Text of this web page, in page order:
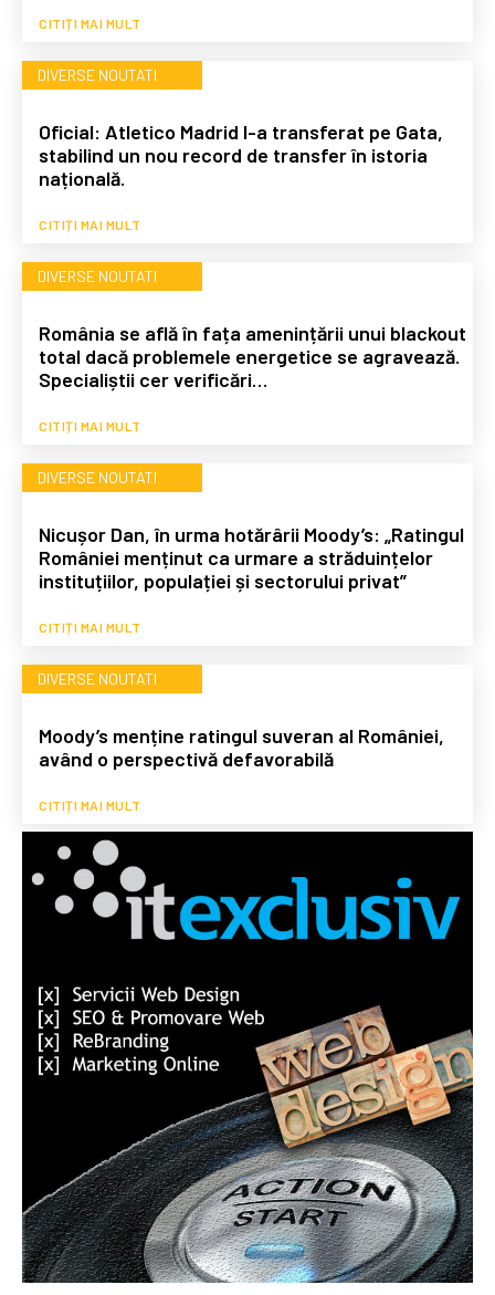
CITIȚI MAI MULT
DIVERSE NOUTATI
Oficial: Atletico Madrid l-a transferat pe Gata,
stabilind un nou record de transfer în istoria
națională.
CITIȚI MAI MULT
DIVERSE NOUTATI
România se află în fața amenințării unui blackout
total dacă problemele energetice se agravează.
Specialiștii cer verificări…
CITIȚI MAI MULT
DIVERSE NOUTATI
Nicușor Dan, în urma hotărârii Moody’s: „Ratingul
României menținut ca urmare a străduințelor
instituțiilor, populației și sectorului privat”
CITIȚI MAI MULT
DIVERSE NOUTATI
Moody’s menține ratingul suveran al României,
având o perspectivă defavorabilă
CITIȚI MAI MULT